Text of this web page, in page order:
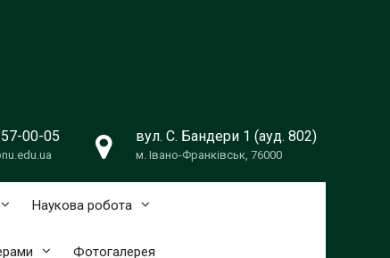
00-05 вул. С. Бандери 1 (ауд. 802)
м. Івано-Франківськ, 76000
Наукова робота
Фотогалерея